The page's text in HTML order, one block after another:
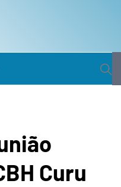
DO
Curu